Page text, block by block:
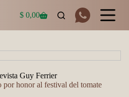
Carro
$ 0,00
Guy Ferrier
honor al festival del tomate